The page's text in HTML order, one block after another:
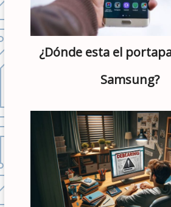
¿Dónde esta el portapapeles en
Samsung?